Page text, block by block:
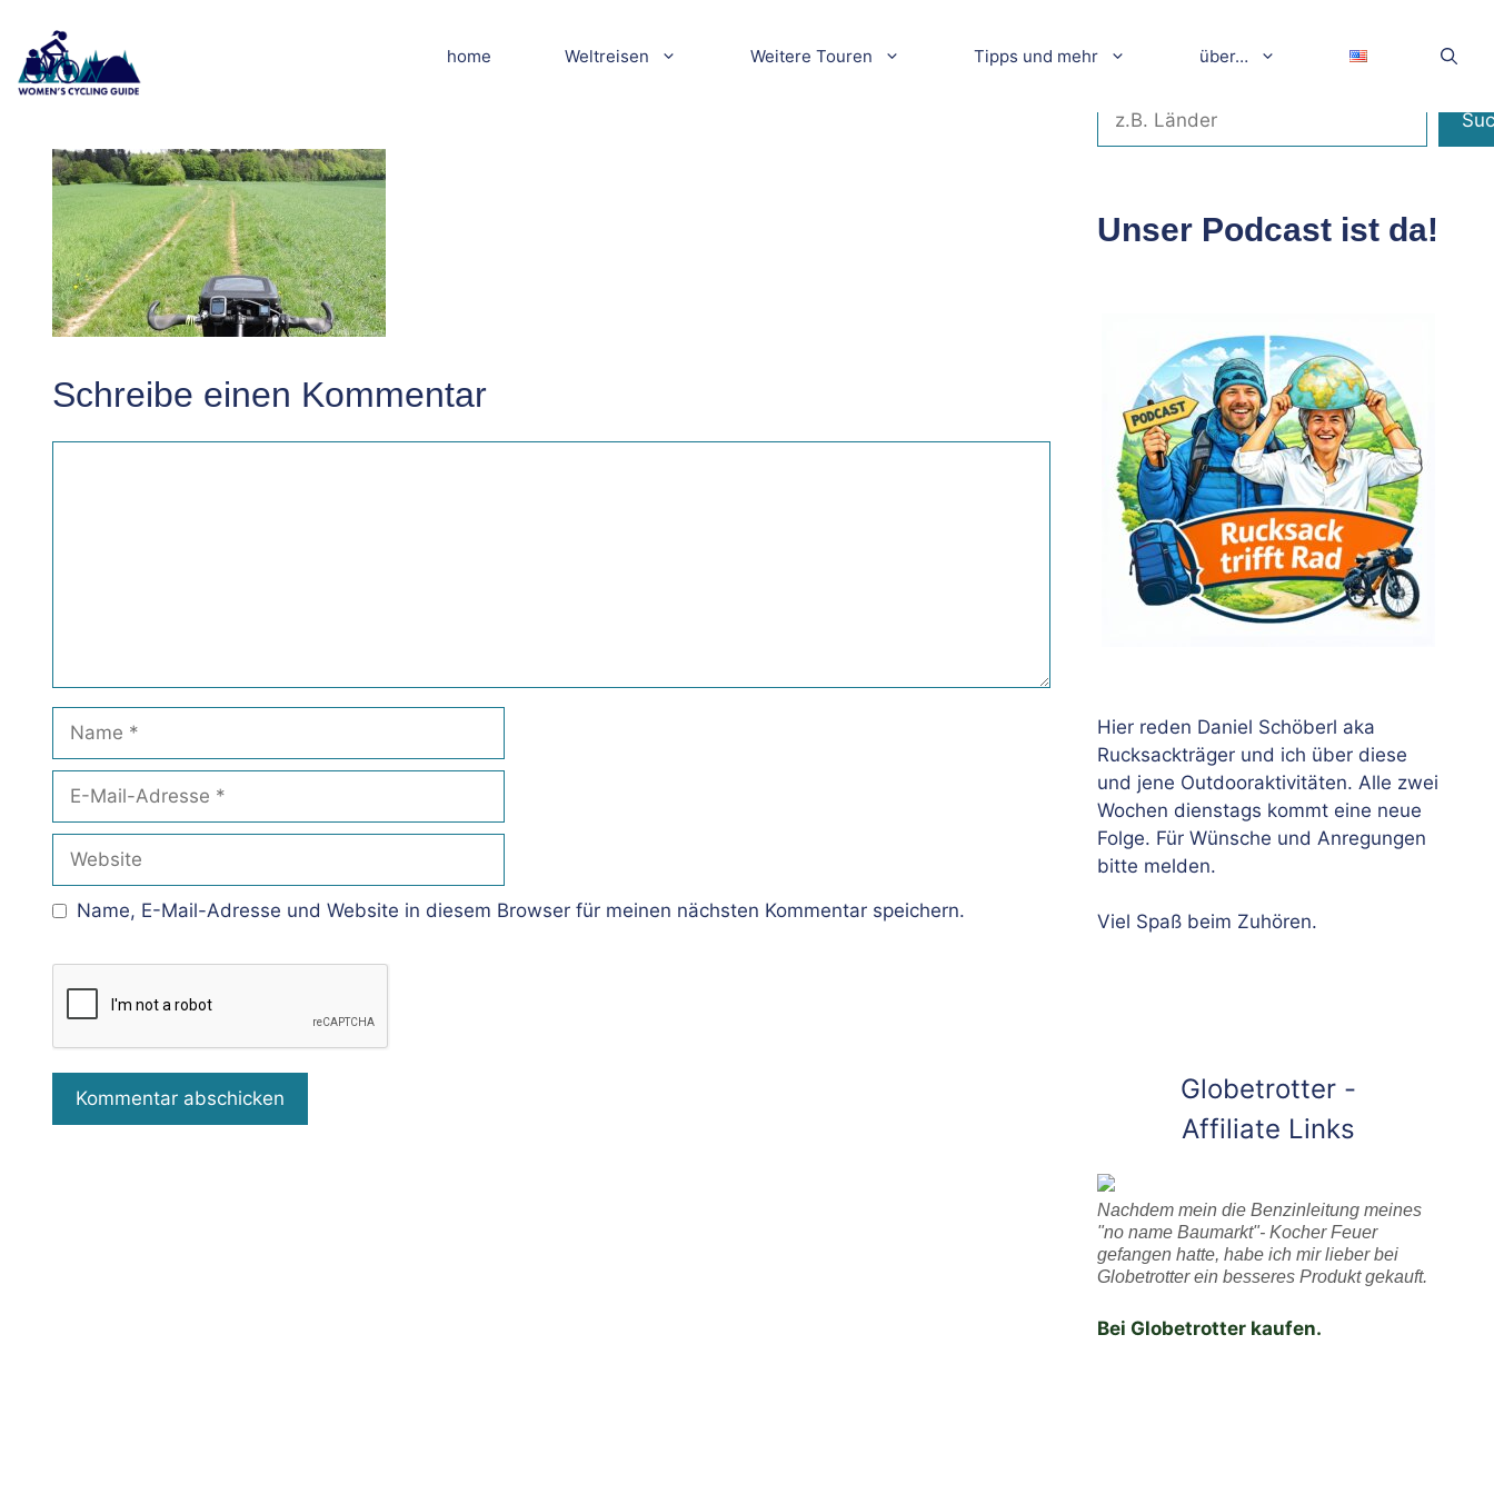
Inhalt
springen
home Weltreisen Weitere Touren Tipps und mehr über…
13DSCN1760 Kopie
Schreibe einen Kommentar
Mail-
Adresse
Name, E-Mail-Adresse und Website in diesem Browser für meinen nächsten Kommentar speichern.
Unser Podcast ist da!
Hier reden Daniel Schöberl aka
Rucksackträger und ich über diese
und jene Outdooraktivitäten. Alle zwei
Wochen dienstags kommt eine neue
Folge. Für Wünsche und Anregungen
bitte melden.
Viel Spaß beim Zuhören.
Globetrotter -
Affiliate Links
Nachdem mein die Benzinleitung meines
"no name Baumarkt"- Kocher Feuer
gefangen hatte, habe ich mir lieber bei
Globetrotter ein besseres Produkt gekauft.
Bei Globetrotter kaufen.